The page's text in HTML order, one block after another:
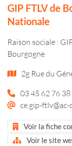
GIP FTLV de
Nationale
Raison sociale :
Bourgogne
2g Rue du
03 45 62 76 38
ce.gip-
Voir la fiche
Voir le site